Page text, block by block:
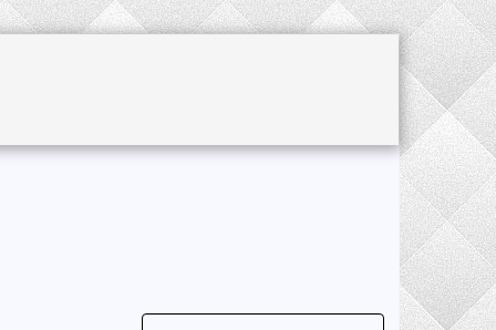
KNITTING & CROCHET ACCESSORIES